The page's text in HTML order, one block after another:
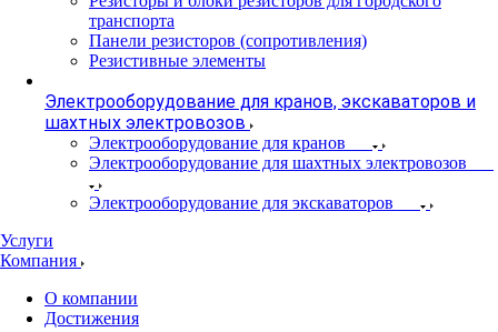
транспорта
Панели резисторов (сопротивления)
Резистивные элементы
Электрооборудование для кранов, экскаваторов и
шахтных электровозов
Электрооборудование для кранов
Электрооборудование для шахтных электровозов
Электрооборудование для экскаваторов
Услуги
Компания
О компании
Достижения